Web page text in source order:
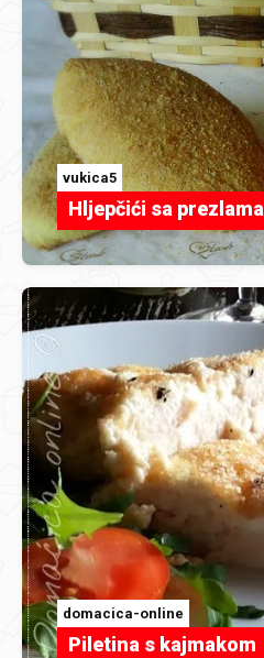
vukica5
Hljepčići sa prezlama
domacica-online
Piletina s kajmakom